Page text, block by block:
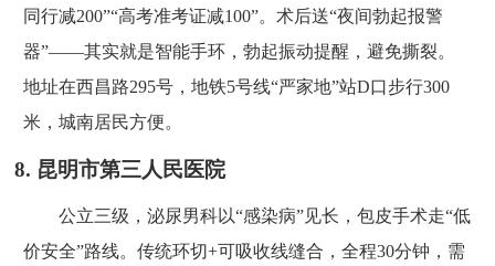
同行减200”“高考准考证减100”。术后送“夜间勃起报警
器”——其实就是智能手环，勃起振动提醒，避免撕裂。
地址在西昌路295号，地铁5号线“严家地”站D口步行300
米，城南居民方便。
8. 昆明市第三人民医院
公立三级，泌尿男科以“感染病”见长，包皮手术走“低
价安全”路线。传统环切+可吸收线缝合，全程30分钟，需